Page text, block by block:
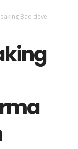
Bad deve